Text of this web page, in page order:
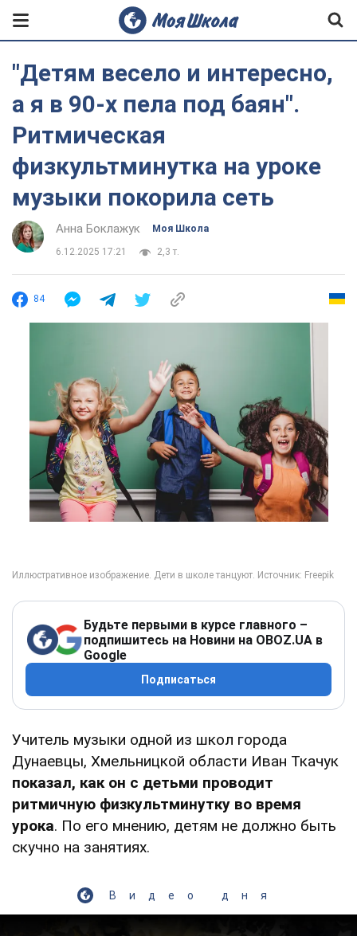
"Детям весело и интересно,
а я в 90-х пела под баян".
Ритмическая
физкультминутка на уроке
музыки покорила сеть
Анна Боклажук Моя Школа
6.12.2025 17:21 2,3 т.
84
Будьте первыми в курсе главного –
подпишитесь на Новини на OBOZ.UA в
Google
Подписаться
Учитель музыки одной из школ города
Дунаевцы, Хмельницкой области Иван Ткачук
показал, как он с детьми проводит
ритмичную физкультминутку во время
урока. По его мнению, детям не должно быть
скучно на занятиях.
Видео дня